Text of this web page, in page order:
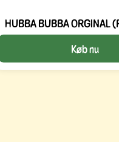
HUBBA BUBBA ORGINAL
Køb nu